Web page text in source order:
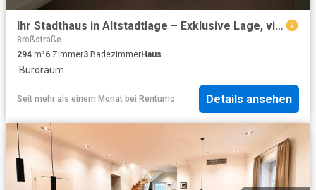
Ihr Stadthaus in Altstadtlage – Exklusive Lage, vielseitige Nutzung
Broßstraße
294 m²6 Zimmer3 BadezimmerHaus
·Büroraum
Seit mehr als einem Monat bei Rentumo Details ansehen